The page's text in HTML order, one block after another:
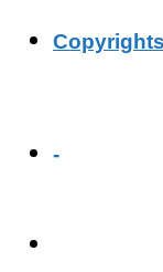
Copyrights
-